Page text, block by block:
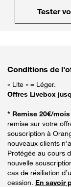
Tester
Conditions de
« Lite » = Léger.
Offres Livebox
* Remise 20€/
remise sur votre
souscription à
nouveaux clients
Protégée au cours
nouvelle
cas de résiliation
cession. En savoir